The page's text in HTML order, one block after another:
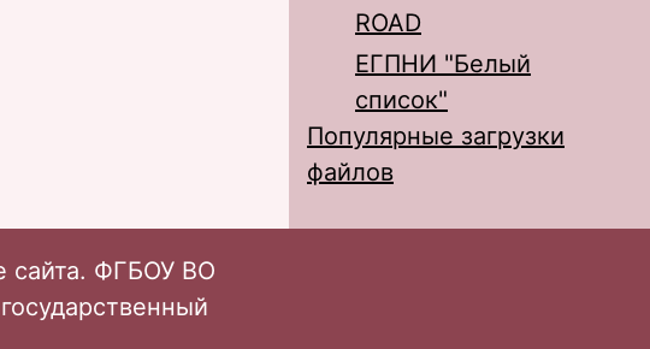
ROAD
ЕГПНИ "Белый
список"
Популярные загрузки
файлов
сайта. ФГБОУ ВО